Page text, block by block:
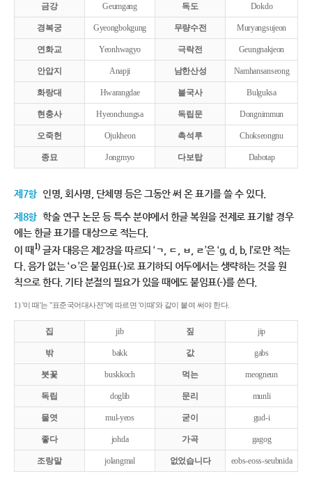
금강 Geumgang 독도 Dokdo
경복궁 Gyeongbokgung 무량수전 Muryangsujeon
연화교 Yeonhwagyo 극락전 Geungnakjeon
안압지 Anapji 남한산성 Namhansanseong
화랑대 Hwarangdae 불국사 Bulguksa
현충사 Hyeonchungsa 독립문 Dongnimmun
오죽헌 Ojukheon 촉석루 Chokseongnu
종묘 Jongmyo 다보탑 Dabotap
제7항 인명, 회사명, 단체명 등은 그동안 써 온 표기를 쓸 수 있다.
제8항 학술 연구 논문 등 특수 분야에서 한글 복원을 전제로 표기할 경우
에는 한글 표기를 대상으로 적는다.
이 때1)글자 대응은 제2장을 따르되 ‘ㄱ, ㄷ, ㅂ, ㄹ’은 ‘g, d, b, l’로만 적는
다. 음가 없는 ‘ㅇ’은 붙임표(-)로 표기하되 어두에서는 생략하는 것을 원
칙으로 한다. 기타 분절의 필요가 있을 때에도 붙임표(-)를 쓴다.
1) '이 때'는 "표준국어대사전"에 따르면 '이때'와 같이 붙여 써야 한다.
집 jib 짚 jip
밖 bakk 값 gabs
붓꽃 buskkoch 먹는 meogneun
독립 doglib 문리 munli
물엿 mul-yeos 굳이 gud-i
좋다 johda 가곡 gagog
조랑말 jolangmal 없었습니다 eobs-eoss-seubnida